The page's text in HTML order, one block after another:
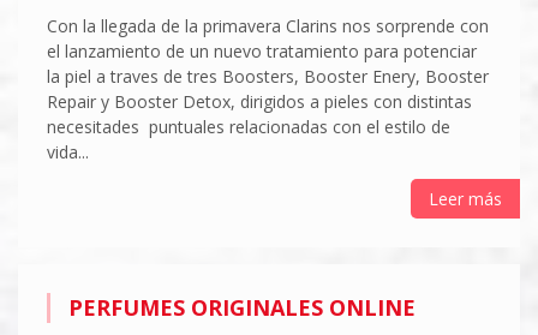
Con la llegada de la primavera Clarins nos sorprende con
el lanzamiento de un nuevo tratamiento para potenciar
la piel a traves de tres Boosters, Booster Enery, Booster
Repair y Booster Detox, dirigidos a pieles con distintas
necesitades puntuales relacionadas con el estilo de
vida...
Leer más
PERFUMES ORIGINALES ONLINE